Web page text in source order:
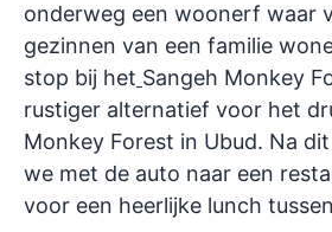
onderweg een woonerf waar
gezinnen van een familie
stop bij het Sangeh Monkey
rustiger alternatief voor het
Monkey Forest in Ubud. Na
we met de auto naar een
voor een heerlijke lunch